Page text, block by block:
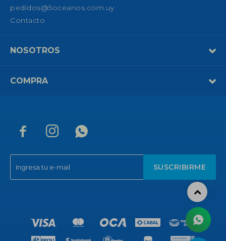
  
SUSCRIBIRME
pedidos@5oceanos.com.uy
Contacto
NOSOTROS
COMPRA